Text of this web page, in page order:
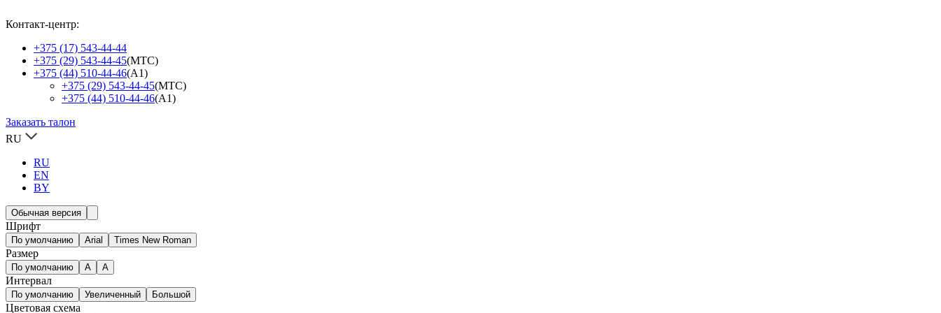
Контакт-центр:
+375 (17) 543-44-44
+375 (29) 543-44-45(МТС)
+375 (44) 510-44-46(А1)
+375 (29) 543-44-45(МТС)
+375 (44) 510-44-46(А1)
Заказать талон
RU
RU
EN
BY
Обычная версия
Шрифт
По умолчанию Arial Times New Roman
Размер
По умолчанию A A
Интервал
По умолчанию Увеличенный Большой
Цветовая схема